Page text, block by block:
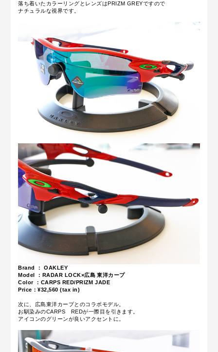
落ち着いたカラーリングとレンズはPRIZM GREYですので
ナチュラルな視界です。
Brand ： OAKLEY
Model ：RADAR LOCK×広島 東洋カープ
Color ：CARPS RED/PRIZM JADE
Price：¥32,560 (tax in)
次に、広島東洋カープとのコラボモデル。
お馴染みのCARPS REDが一際目を引きます。
アイコンのグリーンが良いアクセントに。